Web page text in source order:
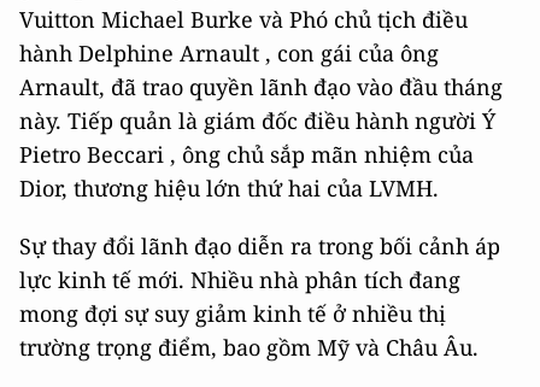
Vuitton Michael Burke và Phó chủ tịch điều
hành Delphine Arnault , con gái của ông
Arnault, đã trao quyền lãnh đạo vào đầu tháng
này. Tiếp quản là giám đốc điều hành người Ý
Pietro Beccari , ông chủ sắp mãn nhiệm của
Dior, thương hiệu lớn thứ hai của LVMH.
Sự thay đổi lãnh đạo diễn ra trong bối cảnh áp
lực kinh tế mới. Nhiều nhà phân tích đang
mong đợi sự suy giảm kinh tế ở nhiều thị
trường trọng điểm, bao gồm Mỹ và Châu Âu.